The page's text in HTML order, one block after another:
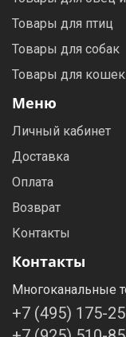
Товары для птиц
Товары для собак
Товары для кошек
Меню
Личный кабинет
Доставка
Оплата
Возврат
Контакты
Контакты
Многоканальные
+7 (495) 175-